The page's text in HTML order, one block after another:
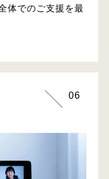
体でのご支援を最
06